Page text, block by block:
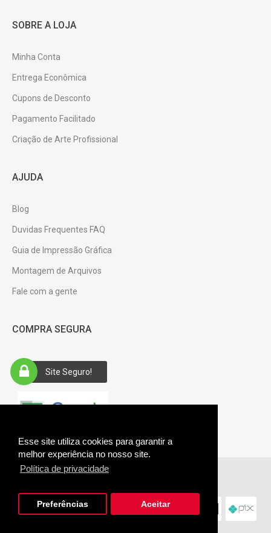
Esse site utiliza cookies para garantir a
melhor experiência no nosso site.
Política de privacidade
Preferências Aceitar
SOBRE A LOJA
Minha Conta
Entrega Econômica
Cupons de Desconto
Pagamento Facilitado
Criação de Arte Profissional
AJUDA
Blog
Duvidas Frequentes FAQ
Guia de Impressão Gráfica
Montagem de Arquivos
Fale com a gente
COMPRA SEGURA
Site Seguro!
Giftus © 2026. CNPJ: 28.485.361/0001-94.